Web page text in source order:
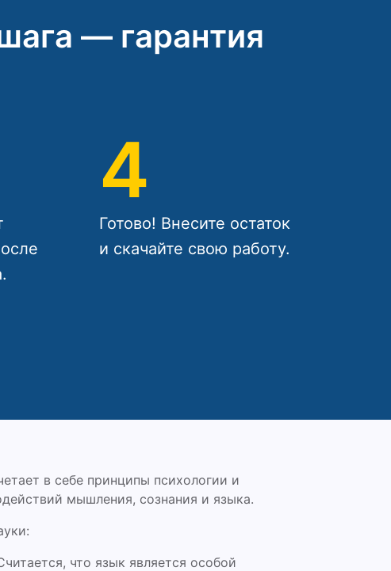
— гарантия
4
Готово! Внесите остаток
и скачайте свою работу.
в себе принципы психологии и
мышления, сознания и языка.
что язык является особой